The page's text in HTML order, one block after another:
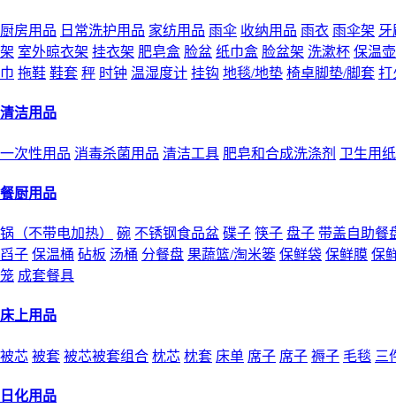
厨房用品 日常洗护用品 家纺用品 雨伞 收纳用品 雨衣 雨伞架 牙
架 室外晾衣架 挂衣架 肥皂盒 脸盆 纸巾盒 脸盆架 洗漱杯 保温
巾 拖鞋 鞋套 秤 时钟 温湿度计 挂钩 地毯/地垫 椅卓脚垫/脚套 打
清洁用品
一次性用品 消毒杀菌用品 清洁工具 肥皂和合成洗涤剂 卫生用
餐厨用品
锅（不带电加热） 碗 不锈钢食品盆 碟子 筷子 盘子 带盖自助餐
舀子 保温桶 砧板 汤桶 分餐盘 果蔬篮/淘米篓 保鲜袋 保鲜膜 保
笼 成套餐具
床上用品
被芯 被套 被芯被套组合 枕芯 枕套 床单 席子 席子 褥子 毛毯 三
日化用品